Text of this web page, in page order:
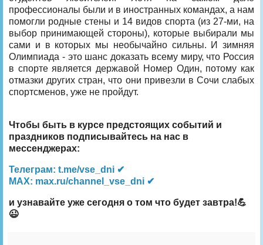
профессионалы были и в иностранных командах, а нам
помогли родные стены и 14 видов спорта (из 27-ми, на
выбор принимающей стороны), которые выбирали мы
сами и в которых мы необычайно сильны. И зимняя
Олимпиада - это шанс доказать всему миру, что Россия
в спорте является державой Номер Один, потому как
отмазки других стран, что они привезли в Сочи слабых
спортсменов, уже не пройдут.
Чтобы быть в курсе предстоящих событий и
праздников подписывайтесь на нас в
мессенджерах:
Телеграм: t.me/vse_dni ✔
MAX: max.ru/channel_vse_dni ✔
и узнавайте уже сегодня о том что будет завтра!💪
😉